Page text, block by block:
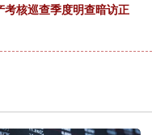
核巡查季度明查暗访正